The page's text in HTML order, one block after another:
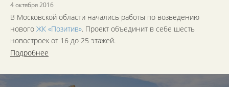
4 октября 2016
В Московской области начались работы по возведению
нового ЖК «Позитив». Проект объединит в себе шесть
новостроек от 16 до 25 этажей.
Подробнее